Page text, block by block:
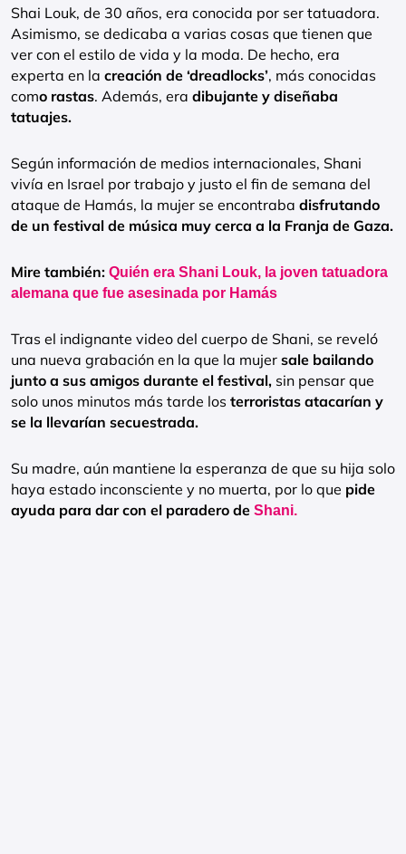
Shai Louk, de 30 años, era conocida por ser tatuadora.
Asimismo, se dedicaba a varias cosas que tienen que
ver con el estilo de vida y la moda. De hecho, era
experta en la creación de ‘dreadlocks’, más conocidas
como rastas. Además, era dibujante y diseñaba
tatuajes.
Según información de medios internacionales, Shani
vivía en Israel por trabajo y justo el fin de semana del
ataque de Hamás, la mujer se encontraba disfrutando
de un festival de música muy cerca a la Franja de Gaza.
Mire también: Quién era Shani Louk, la joven tatuadora
alemana que fue asesinada por Hamás
Tras el indignante video del cuerpo de Shani, se reveló
una nueva grabación en la que la mujer sale bailando
junto a sus amigos durante el festival, sin pensar que
solo unos minutos más tarde los terroristas atacarían y
se la llevarían secuestrada.
Su madre, aún mantiene la esperanza de que su hija solo
haya estado inconsciente y no muerta, por lo que pide
ayuda para dar con el paradero de Shani.